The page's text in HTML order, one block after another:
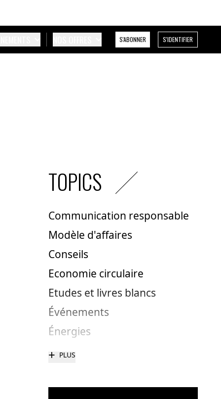
S'ABONNER S'IDENTIFIER
TOPICS
Communication responsable
Modèle d'affaires
Conseils
Economie circulaire
Etudes et livres blancs
Événements
Énergies
+ PLUS